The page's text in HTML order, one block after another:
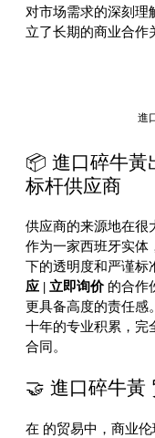
对市场需求的深刻理
立了长期的商业合作
進
📦 進口碎牛黃
标杆供应商
供应商的来源地在很
作为一家西班牙实体
下的透明度和严谨标
应 | 立即询价 的合作
更具备高度的责任感
十年的专业积累，完
合同。
🤝 進口碎牛黃
在 的贸易中，商业